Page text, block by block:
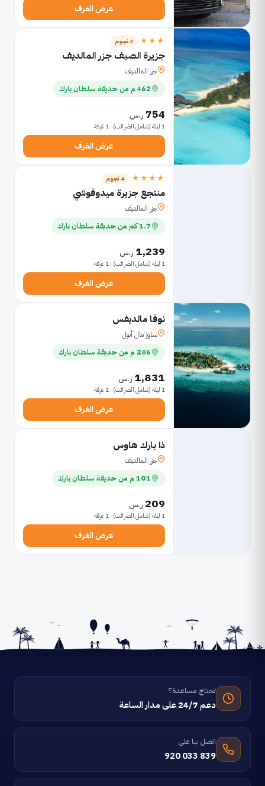
عرض الغرف
★★★ 3 نجوم
جزيرة الصيف جزر المالديف
جزر المالديف
462 م من حديقة سلطان بارك
754 ر.س
1 ليلة (شامل الضرائب) · 1 غرفة
عرض الغرف
★★★★ 4 نجوم
منتجع جزيرة ميدوفوشي
جزر المالديف
1.7 كم من حديقة سلطان بارك
1,239 ر.س
1 ليلة (شامل الضرائب) · 1 غرفة
عرض الغرف
نوفا مالديفس
ساوز مال أتول
286 م من حديقة سلطان بارك
1,831 ر.س
1 ليلة (شامل الضرائب) · 1 غرفة
عرض الغرف
ذا بارك هاوس
جزر المالديف
101 م من حديقة سلطان بارك
209 ر.س
1 ليلة (شامل الضرائب) · 1 غرفة
عرض الغرف
تحتاج مساعدة؟
دعم 24/7 على مدار الساعة
اتصل بنا على
920 033 839